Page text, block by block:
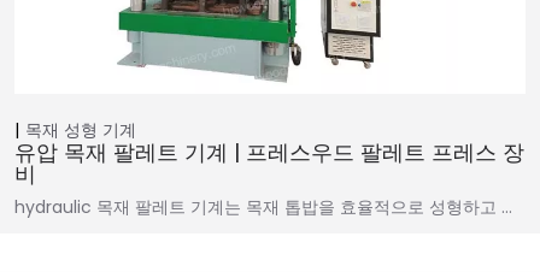
목재 성형 기계
유압 목재 팔레트 기계 | 프레스우드 팔레트 프레스 장
비
hydraulic 목재 팔레트 기계는 목재 톱밥을 효율적으로 성형하고 …